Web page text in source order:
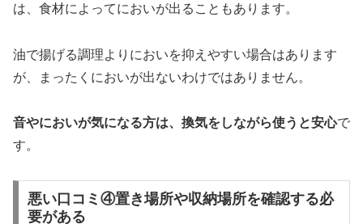
は、食材によってにおいが出ることもあります。
油で揚げる調理よりにおいを抑えやすい場合はあります
が、まったくにおいが出ないわけではありません。
音やにおいが気になる方は、換気をしながら使うと安心で
す。
悪い口コミ④置き場所や収納場所を確認する必
要がある